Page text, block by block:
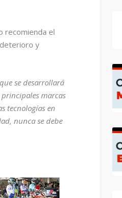
recomienda el
y
se desarrollará
marcas
tecnologías en
nunca se debe